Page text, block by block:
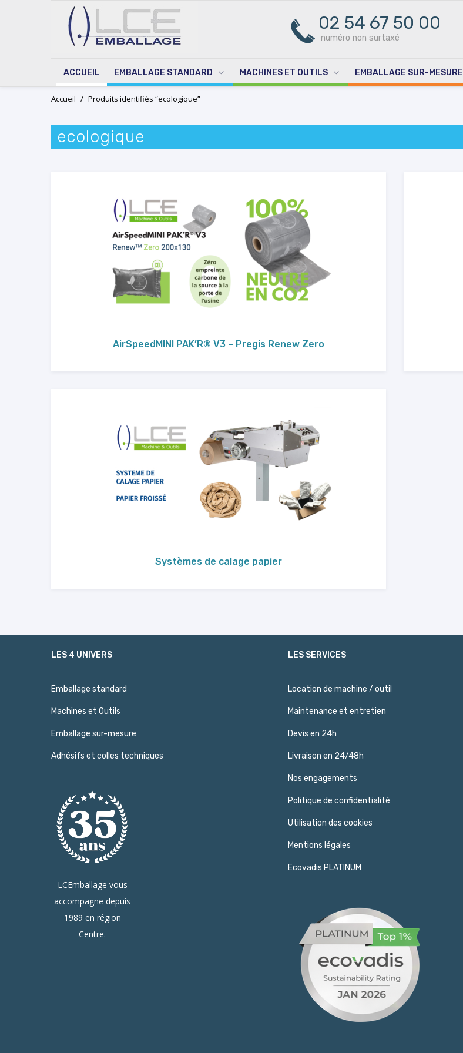
02 54 67 50 00
numéro non surtaxé
ACCUEIL EMBALLAGE STANDARD MACHINES ET OUTILS EMBALLAGE SUR-MESURE
Skip
Accueil / Produits identifiés “ecologique”
ecologique
AirSpeedMINI PAK’R® V3 – Pregis Renew Zero
Systèmes de calage papier
LES 4 UNIVERS
Emballage standard
Machines et Outils
Emballage sur-mesure
Adhésifs et colles techniques
LCEmballage vous
accompagne depuis
1989 en région
Centre.
LES SERVICES
Location de machine / outil
Maintenance et entretien
Devis en 24h
Livraison en 24/48h
Nos engagements
Politique de confidentialité
Utilisation des cookies
Mentions légales
Ecovadis PLATINUM